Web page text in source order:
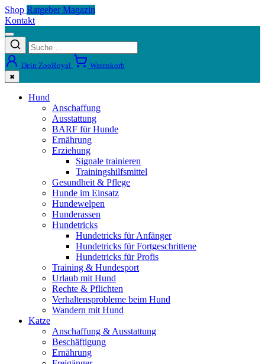
Shop Ratgeber Magazin
Kontakt
Dein ZooRoyal Warenkorb
✖
Hund
Anschaffung
Ausstattung
BARF für Hunde
Ernährung
Erziehung
Signale trainieren
Trainingshilfsmittel
Gesundheit & Pflege
Hunde im Einsatz
Hundewelpen
Hunderassen
Hundetricks
Hundetricks für Anfänger
Hundetricks für Fortgeschrittene
Hundetricks für Profis
Training & Hundesport
Urlaub mit Hund
Rechte & Pflichten
Verhaltensprobleme beim Hund
Wandern mit Hund
Katze
Anschaffung & Ausstattung
Beschäftigung
Ernährung